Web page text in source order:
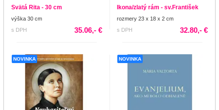
Svätá Rita - 30 cm
výška 30 cm
s DPH
35.06,- €
Ikona/zlatý rám - sv.František
rozmery 23 x 18 x 2 cm
s DPH
32.80,- €
NOVINKA NOVINKA